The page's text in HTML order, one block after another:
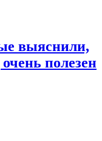
выяснили,
полезен